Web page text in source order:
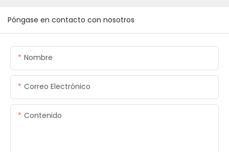
Póngase en contacto con nosotros
Nombre
Correo Electrónico
Contenido